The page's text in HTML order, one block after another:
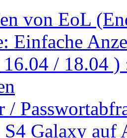
von EoL
Einfache
/ 18.04 )
/
S4 Galaxy